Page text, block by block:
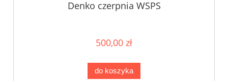
Denko czerpnia WSPS
500,00 zł
do koszyka